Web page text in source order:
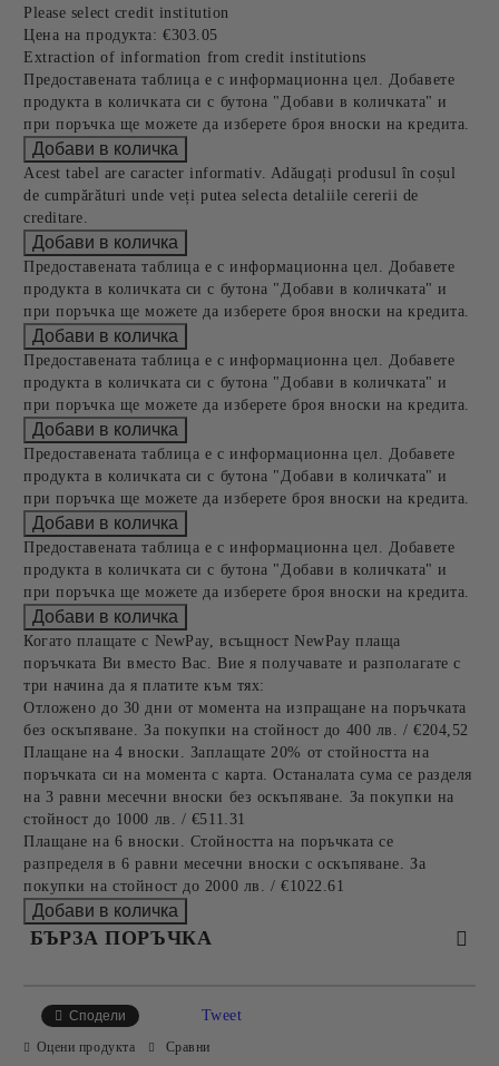
Please select credit institution
Цена на продукта: €303.05
Extraction of information from credit institutions
Предоставената таблица е с информационна цел. Добавете
продукта в количката си с бутона "Добави в количката" и
при поръчка ще можете да изберете броя вноски на кредита.
Acest tabel are caracter informativ. Adăugați produsul în coșul
de cumpărături unde veți putea selecta detaliile cererii de
creditare.
Предоставената таблица е с информационна цел. Добавете
продукта в количката си с бутона "Добави в количката" и
при поръчка ще можете да изберете броя вноски на кредита.
Предоставената таблица е с информационна цел. Добавете
продукта в количката си с бутона "Добави в количката" и
при поръчка ще можете да изберете броя вноски на кредита.
Предоставената таблица е с информационна цел. Добавете
продукта в количката си с бутона "Добави в количката" и
при поръчка ще можете да изберете броя вноски на кредита.
Предоставената таблица е с информационна цел. Добавете
продукта в количката си с бутона "Добави в количката" и
при поръчка ще можете да изберете броя вноски на кредита.
Когато плащате с NewPay, всъщност NewPay плаща
поръчката Ви вместо Вас. Вие я получавате и разполагате с
три начина да я платите към тях:
Отложено до 30 дни от момента на изпращане на поръчката
без оскъпяване. За покупки на стойност до 400 лв. / €204,52
Плащане на 4 вноски. Заплащате 20% от стойността на
поръчката си на момента с карта. Останалата сума се разделя
на 3 равни месечни вноски без оскъпяване. За покупки на
стойност до 1000 лв. / €511.31
Плащане на 6 вноски. Стойността на поръчката се
разпределя в 6 равни месечни вноски с оскъпяване. За
покупки на стойност до 2000 лв. / €1022.61
БЪРЗА ПОРЪЧКА
Сподели Tweet
Оцени продукта Сравни